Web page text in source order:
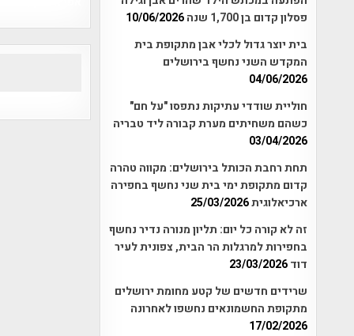
פסלון קדום בן 1,700 שנה
10/06/2026
בית יוצר גדול לכלי אבן מתקופת בית
המקדש השני נחשף בירושלים
04/06/2026
חוליית שודדי עתיקות נתפסו "על חם"
כשהם משחיתים מערת קבורה ליד טבריה
03/04/2026
תחת רחבת הכותל בירושלים: מקווה טהרה
קדום מתקופת ימי בית שני נחשף בחפירה
ארכיאלוגית25/03/2026
זה לא קורה כל יום: תליון מנורה נדיר נחשף
בחפירות למרגלות הר הבית, צפונית לעיר
דוד23/03/2026
שרידים חדשים של קטע מחומת ירושלים
מתקופת החשמונאים נחשפו לאחרונה
17/02/2026